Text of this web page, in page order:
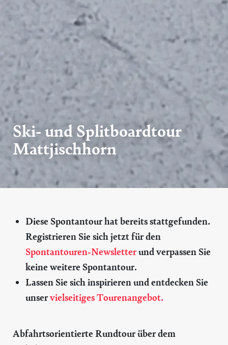
Ski- und Splitboardtour
Mattjischhorn
Diese Spontantour hat bereits stattgefunden.
Registrieren Sie sich jetzt für den
Spontantouren-Newsletterund verpassen Sie
keine weitere Spontantour.
Lassen Sie sich inspirieren und entdecken Sie
unservielseitiges Tourenangebot.
Abfahrtsorientierte Rundtour über dem